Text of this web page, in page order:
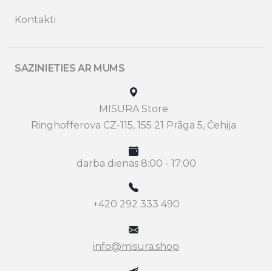
Kontakti
SAZINIETIES AR MUMS
MISURA Store
Ringhofferova CZ-115, 155 21 Prāga 5, Čehija
darba dienas 8:00 - 17:00
+420 292 333 490
info@misura.shop